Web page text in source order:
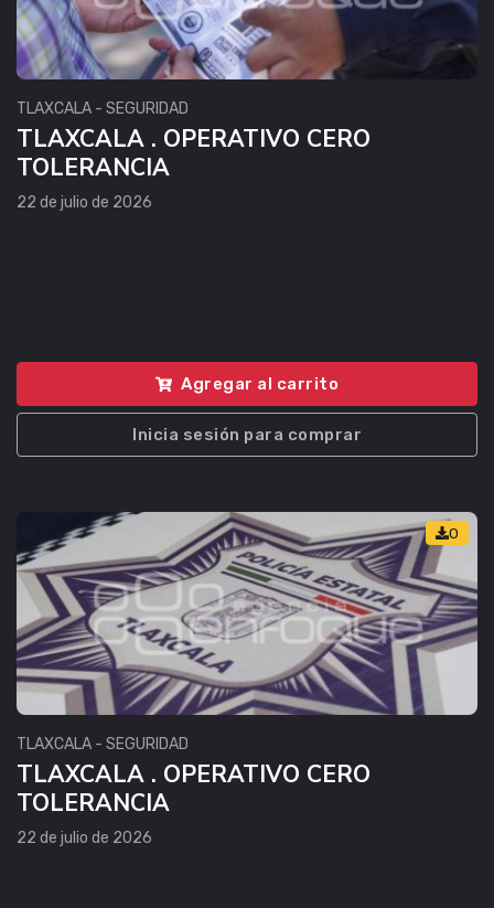
TLAXCALA - SEGURIDAD
TLAXCALA . OPERATIVO CERO
TOLERANCIA
22 de julio de 2026
Agregar al carrito
Inicia sesión para comprar
0
TLAXCALA - SEGURIDAD
TLAXCALA . OPERATIVO CERO
TOLERANCIA
22 de julio de 2026